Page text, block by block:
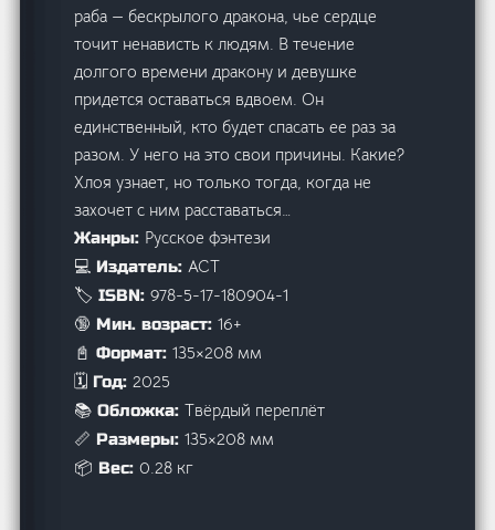
раба — бескрылого дракона, чье сердце
точит ненависть к людям. В течение
долгого времени дракону и девушке
придется оставаться вдвоем. Он
единственный, кто будет спасать ее раз за
разом. У него на это свои причины. Какие?
Хлоя узнает, но только тогда, когда не
захочет с ним расставаться…
Жанры: Русское фэнтези
💻 Издатель:АСТ
🏷️ ISBN:978-5-17-180904-1
🔞 Мин. возраст:16+
📓 Формат:135×208 мм
🗓️ Год:2025
📚 Обложка:Твёрдый переплёт
📏 Размеры:135×208 мм
📦 Вес:0.28 кг